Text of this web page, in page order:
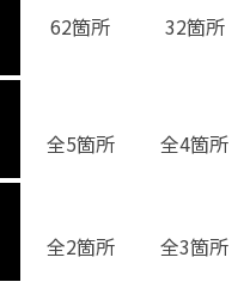
62箇所 32箇所
全5箇所 全4箇所
全2箇所 全3箇所